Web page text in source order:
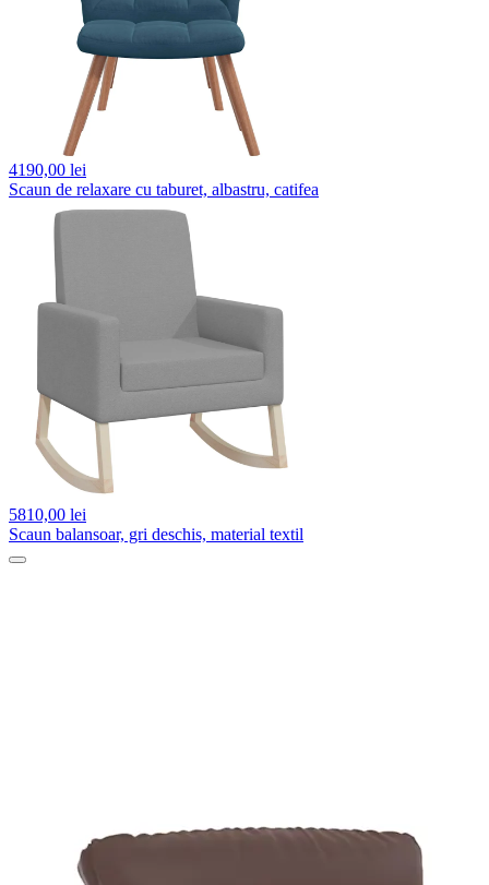
4190,00 lei
Scaun de relaxare cu taburet, albastru, catifea
5810,00 lei
Scaun balansoar, gri deschis, material textil